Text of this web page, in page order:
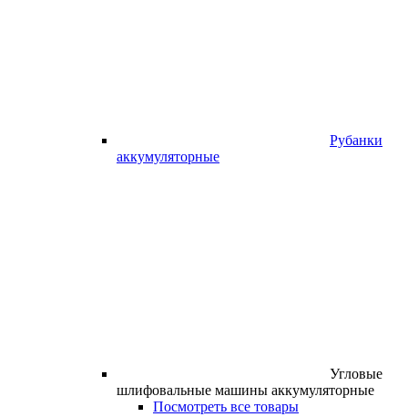
Рубанки
аккумуляторные
Угловые
шлифовальные машины аккумуляторные
Посмотреть все товары